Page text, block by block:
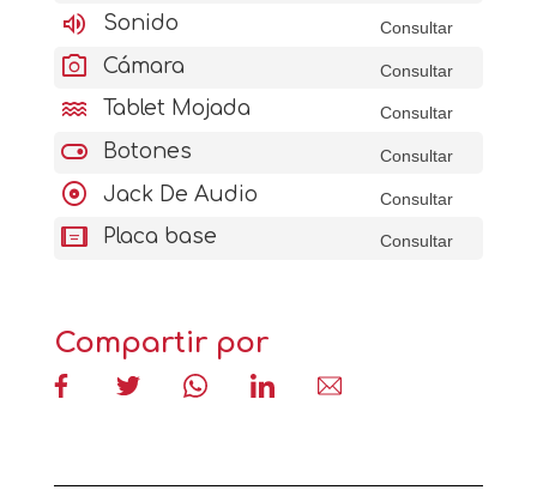
volume_up Sonido Consultar
photo_camera Cámara Consultar
water Tablet Mojada Consultar
toggle_on Botones Consultar
album Jack De Audio Consultar
aod_tablet Placa base Consultar
Compartir por